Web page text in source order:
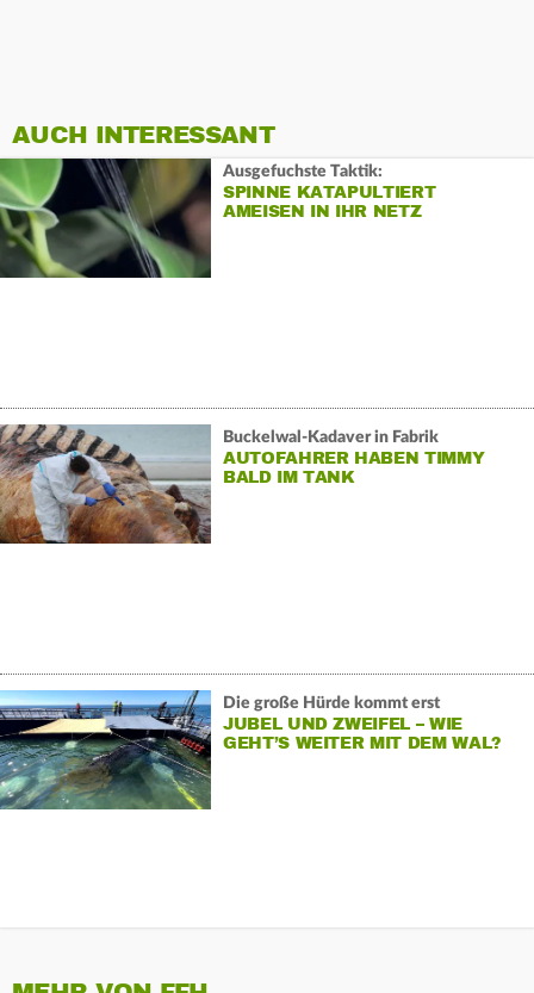
AUCH INTERESSANT
Ausgefuchste Taktik:
SPINNE KATAPULTIERT
AMEISEN IN IHR NETZ
Buckelwal-Kadaver in Fabrik
AUTOFAHRER HABEN TIMMY
BALD IM TANK
Die große Hürde kommt erst
JUBEL UND ZWEIFEL – WIE
GEHT’S WEITER MIT DEM WAL?